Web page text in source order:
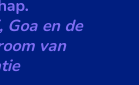
Goa en de
van